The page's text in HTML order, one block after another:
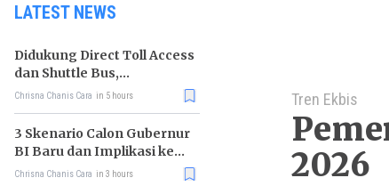
LATEST NEWS
Didukung Direct Toll Access
dan Shuttle Bus,
Paramount Petals Kian
Chrisna Chanis Cara in 5 hours
3 Skenario Calon Gubernur
BI Baru dan Implikasi ke
Pasar
Chrisna Chanis Cara in 3 hours
Tren Ekbis
2026